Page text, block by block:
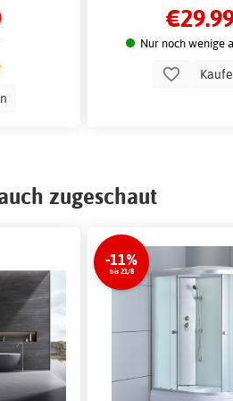
Nur noch wenige
zugeschaut
-11%
bis 21/8